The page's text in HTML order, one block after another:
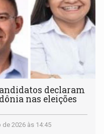
declaram
nas eleições
2026 às 14:45